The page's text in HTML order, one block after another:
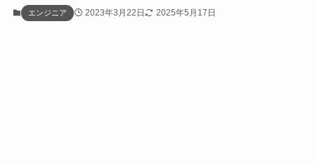
エンジニア 2023年3月22日 2025年5月17日